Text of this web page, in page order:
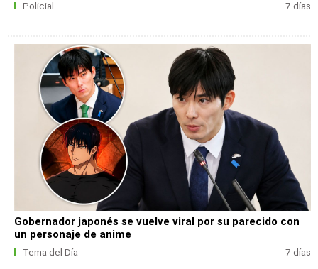
Policial 7 días
Gobernador japonés se vuelve viral por su parecido con
un personaje de anime
Tema del Día 7 días